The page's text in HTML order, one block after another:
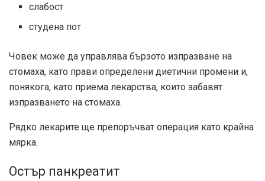
слабост
студена пот
Човек може да управлява бързото изпразване на
стомаха, като прави определени диетични промени и,
понякога, като приема лекарства, които забавят
изпразването на стомаха.
Рядко лекарите ще препоръчват операция като крайна
мярка.
Остър панкреатит